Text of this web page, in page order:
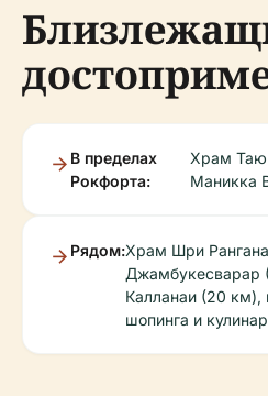
В пределах
Рокфорта:
Храм
Маникка
Рядом:Храм Шри
Джамбукесварар
Калланаи (20 км),
шопинга и